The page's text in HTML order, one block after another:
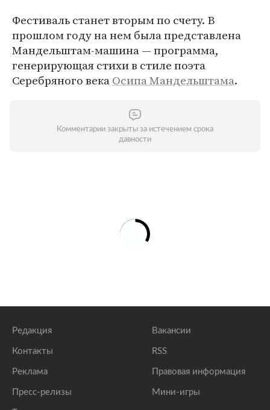
Фестиваль станет вторым по счету. В
прошлом году на нем была представлена
Мандельштам-машина — программа,
генерирующая стихи в стиле поэта
Серебряного векаОсипа Мандельштама.
Комментарии закрыты за истечением срока
давности
Редакция
Контакты
Реклама
Пресс-релизы
Вакансии
RSS
Правовая информация
Мини-игры